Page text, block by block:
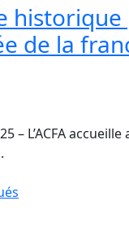
de la
– L’ACFA